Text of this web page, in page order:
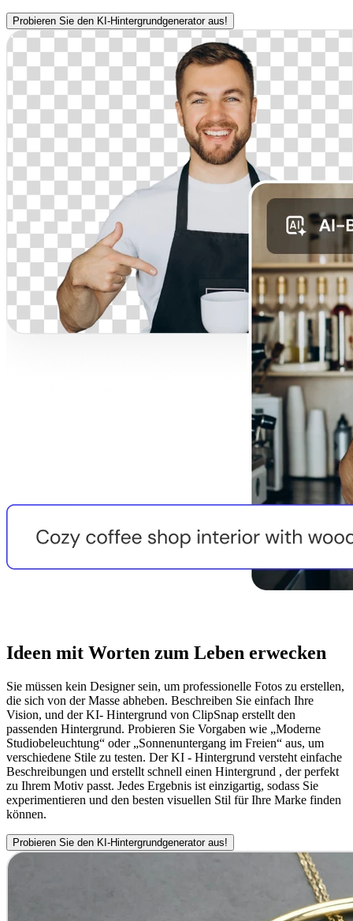
Probieren Sie den KI-Hintergrundgenerator aus!
Ideen mit Worten zum Leben erwecken
Sie müssen kein Designer sein, um professionelle Fotos zu erstellen,
die sich von der Masse abheben. Beschreiben Sie einfach Ihre
Vision, und der KI- Hintergrund von ClipSnap erstellt den
passenden Hintergrund. Probieren Sie Vorgaben wie „Moderne
Studiobeleuchtung“ oder „Sonnenuntergang im Freien“ aus, um
verschiedene Stile zu testen. Der KI - Hintergrund versteht einfache
Beschreibungen und erstellt schnell einen Hintergrund , der perfekt
zu Ihrem Motiv passt. Jedes Ergebnis ist einzigartig, sodass Sie
experimentieren und den besten visuellen Stil für Ihre Marke finden
können.
Probieren Sie den KI-Hintergrundgenerator aus!